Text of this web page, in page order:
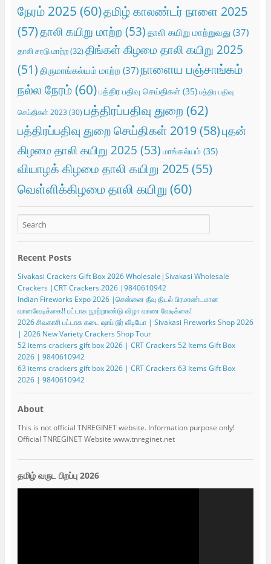
நேரம் 2025 (60)தமிழ் காலண்டர் நாளை 2025
(57)தாலி கயிறு மாற்ற (53) தாலி கயிறு மாற்றுவது (37)
தாலி சரடு மாற்ற(32)திங்கள் கிழமை தாலி கயிறு 2025
(51) திருமாங்கல்யம் மாற்ற (37)நாளைய பஞ்சாங்கம்
நல்ல நேரம்(60)பத்திர பதிவு செய்திகள்(35) பத்திர பதிவு
செய்திகள் 2023 (30) பத்திரப்பதிவு துறை (62)
பத்திரப்பதிவு துறை செய்திகள் 2019(58)புதன்
கிழமை தாலி கயிறு 2025 (53) மாங்கல்யம்(35)
வியாழக் கிழமை தாலி கயிறு 2025(55)
வெள்ளிக்கிழமை தாலி கயிறு (60)
Recent Posts
Sivakasi Crackers Gift Box 2026 Wholesale|Sivakasi Wholesale
Crackers |CRT Crackers 2026 |9840610942
Indian Fireworks Expo 2026 |சென்னை தீவு திடல் பிரமாண்டமான
வானவேடிக்கை!! பட்டாசு நூற்றாண்டு விழா வாண வேடிக்கை!
2026 சிவகாசி பட்டாசு கடை ஷாப் டூர் வீடியோ | Sivakasi Fireworks Shop 2026
| 2026 New Variety Crackers Shop Tour
52 items crackers gift box 2026 | CRT Crackers 52 Items Gift Box
2026 | 9840610942
63 items crackers gift box 2026 | CRT Crackers 63 Items Gift Box
2026 | 9840610942
About
This is not official TNREGINET website. Information purpose only!
Official TNREGINET Website www.tnreginet.net
தமிழ் வருட பிறப்பு 2026